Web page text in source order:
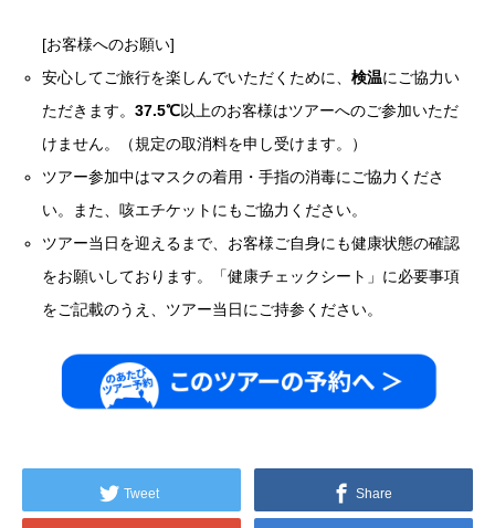
[お客様へのお願い]
安心してご旅行を楽しんでいただくために、検温にご協力い
ただきます。37.5℃以上のお客様はツアーへのご参加いただ
けません。（規定の取消料を申し受けます。）
ツアー参加中はマスクの着用・手指の消毒にご協力くださ
い。また、咳エチケットにもご協力ください。
ツアー当日を迎えるまで、お客様ご自身にも健康状態の確認
をお願いしております。「健康チェックシート」に必要事項
をご記載のうえ、ツアー当日にご持参ください。
Tweet Share